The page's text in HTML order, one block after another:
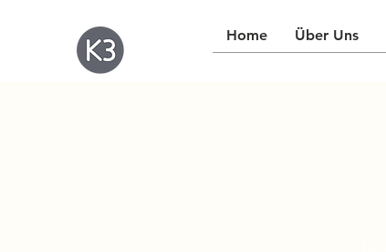
Home Über Uns